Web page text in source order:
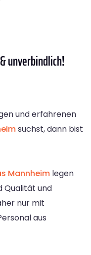
unverbindlich!
und erfahrenen
suchst, dann bist
Mannheim legen
Qualität und
nur mit
aus